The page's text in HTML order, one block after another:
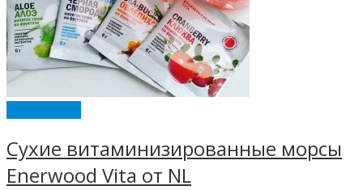
Сухие витаминизированные морсы
Enerwood Vita от NL